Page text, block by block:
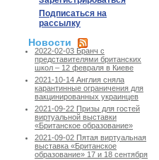
Подписаться на
рассылку
Новости
2022-02-03 Бранч с
представителями британских
школ – 12 февраля в Киеве
2021-10-14 Англия сняла
карантинные ограничения для
вакцинированных украинцев
2021-09-22 Призы для гостей
виртуальной выставки
«Британское образование»
2021-09-02 Пятая виртуальная
выставка «Британское
образование» 17 и 18 сентября